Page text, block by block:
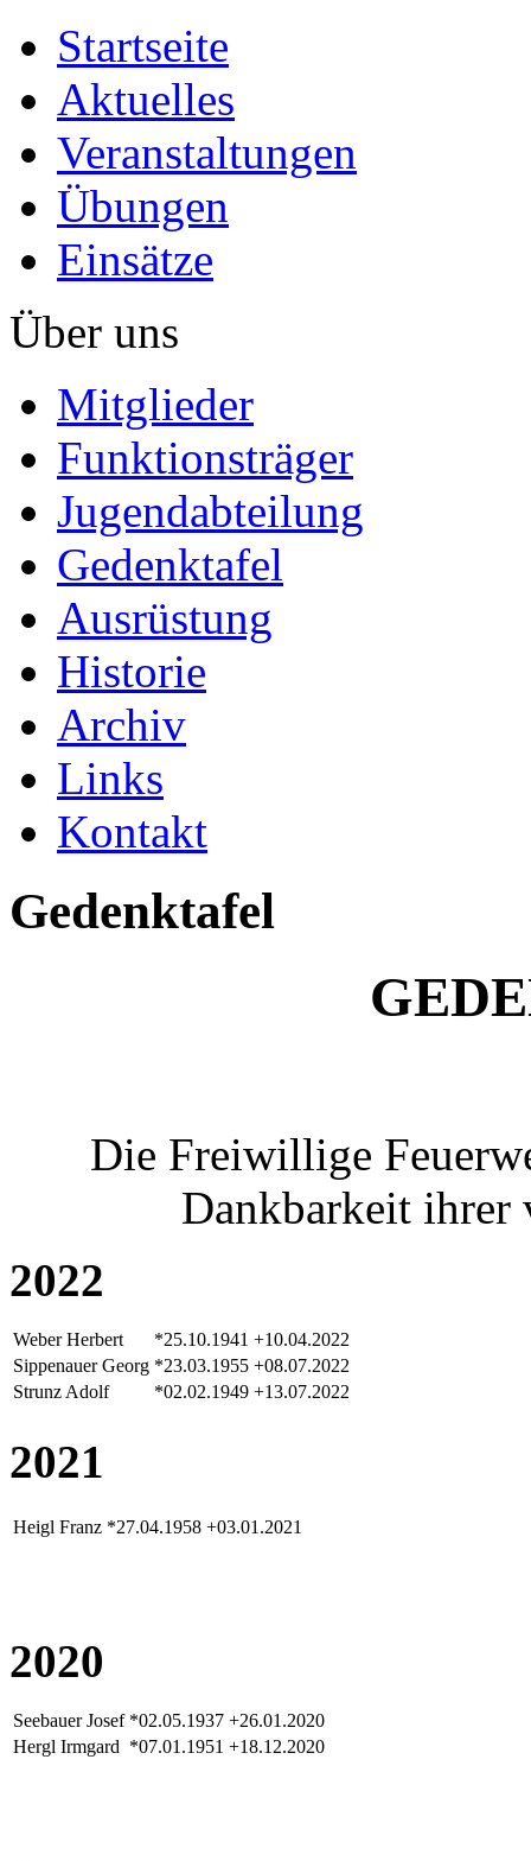
Startseite
Aktuelles
Veranstaltungen
Übungen
Einsätze
Über uns
Mitglieder
Funktionsträger
Jugendabteilung
Gedenktafel
Ausrüstung
Historie
Archiv
Links
Kontakt
Gedenktafel
Die Freiwillige
Dankbarkeit ihrer
2022
Weber Herbert *25.10.1941 +10.04.2022
Sippenauer Georg *23.03.1955 +08.07.2022
Strunz Adolf
*02.02.1949 +13.07.2022
2021
Heigl Franz *27.04.1958 +03.01.2021
2020
Seebauer Josef *02.05.1937 +26.01.2020
Hergl Irmgard *07.01.1951 +18.12.2020